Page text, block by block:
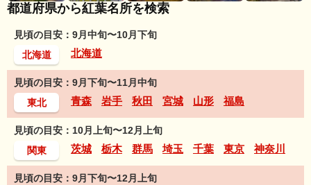
都道府県から紅葉名所を検索
見頃の目安：9月中旬〜10月下旬
北海道
北海道
見頃の目安：9月下旬〜11月中旬
東北
青森 岩手 秋田 宮城 山形 福島
見頃の目安：10月上旬〜12月上旬
関東
茨城 栃木 群馬 埼玉 千葉 東京 神奈川
見頃の目安：9月下旬〜12月上旬